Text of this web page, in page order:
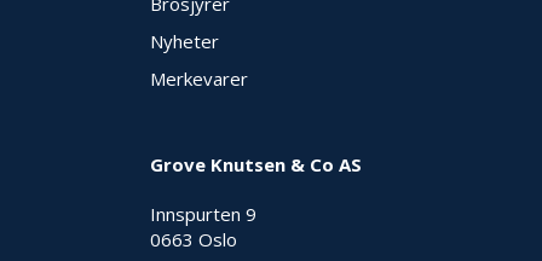
Nyheter
Merkevarer
Grove Knutsen & Co AS
Innspurten 9
0663 Oslo